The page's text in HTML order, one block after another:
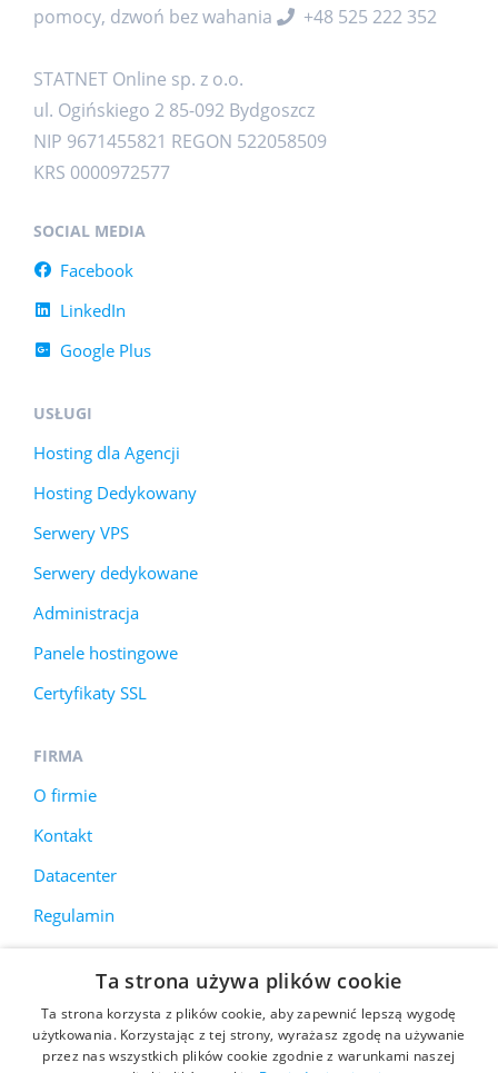
pomocy, dzwoń bez wahania
+48 525 222 352
STATNET Online sp. z o.o.
ul. Ogińskiego 2 85-092 Bydgoszcz
NIP 9671455821 REGON 522058509
KRS 0000972577
SOCIAL MEDIA
Facebook
LinkedIn
Google Plus
USŁUGI
Hosting dla Agencji
Hosting Dedykowany
Serwery VPS
Serwery dedykowane
Administracja
Panele hostingowe
Certyfikaty SSL
FIRMA
O firmie
Kontakt
Datacenter
Regulamin
przeglądania stron internetowych. Więcej informacji
znajduje się w polityce prywatności.
Ta strona używa plików cookie
Ta strona korzysta z plików cookie, aby zapewnić lepszą wygodę
użytkowania. Korzystając z tej strony, wyrażasz zgodę na używanie
przez nas wszystkich plików cookie zgodnie z warunkami naszej